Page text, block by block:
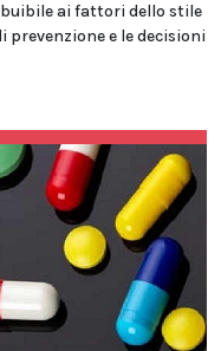
ai fattori dello stile
e le decisioni